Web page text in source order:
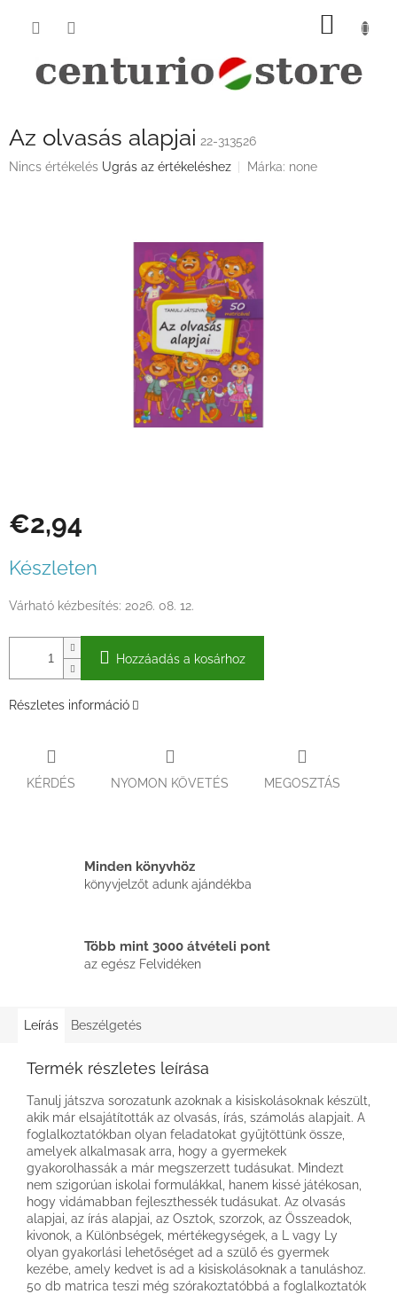
KOSÁR
Az olvasás alapjai 22-313526
A
Nincs értékelés Ugrás az értékeléshez Márka: none
€2,94
Készleten
Várható kézbesítés: 2026. 08. 12.
Hozzáadás a kosárhoz
Részletes információ
KÉRDÉS NYOMON KÖVETÉS MEGOSZTÁS
Minden könyvhöz
könyvjelzőt adunk ajándékba
Több mint 3000 átvételi pont
az egész Felvidéken
Leírás Beszélgetés
Termék részletes leírása
Tanulj játszva sorozatunk azoknak a kisiskolásoknak készült,
akik már elsajátították az olvasás, írás, számolás alapjait. A
foglalkoztatókban olyan feladatokat gyűjtöttünk össze,
amelyek alkalmasak arra, hogy a gyermekek
gyakorolhassák a már megszerzett tudásukat. Mindezt
nem szigorúan iskolai formulákkal, hanem kissé játékosan,
hogy vidámabban fejleszthessék tudásukat. Az olvasás
alapjai, az írás alapjai, az Osztok, szorzok, az Összeadok,
kivonok, a Különbségek, mértékegységek, a L vagy Ly
olyan gyakorlási lehetőséget ad a szülő és gyermek
kezébe, amely kedvet is ad a kisiskolásoknak a tanuláshoz.
50 db matrica teszi még szórakoztatóbbá a foglalkoztatók